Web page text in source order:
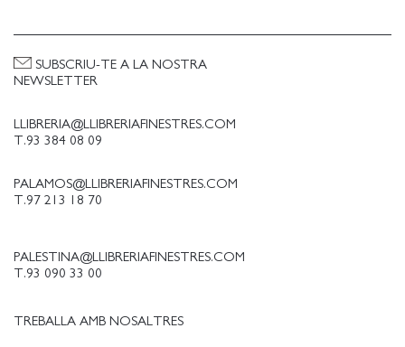
LLIBRERIA@LLIBRERIAFINESTRES.COM
T.93 384 08 09
PALAMOS@LLIBRERIAFINESTRES.COM
T.97 213 18 70
PALESTINA@LLIBRERIAFINESTRES.COM
T.93 090 33 00
TREBALLA AMB NOSALTRES
SUBSCRIU-TE A LA NOSTRA
NEWSLETTER